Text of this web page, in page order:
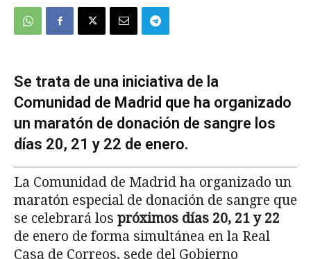
Se trata de una iniciativa de la
Comunidad de Madrid que ha organizado
un maratón de donación de sangre los
días 20, 21 y 22 de enero.
La Comunidad de Madrid ha organizado un
maratón especial de donación de sangre que
se celebrará los próximos días 20, 21 y 22
de enero de forma simultánea en la Real
Casa de Correos, sede del Gobierno